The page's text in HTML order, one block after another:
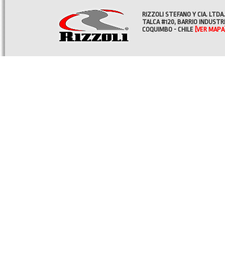
RIZZOLI STEFANO Y CIA. LTDA.
TALCA #120, BARRIO
COQUIMBO - CHILE [VER